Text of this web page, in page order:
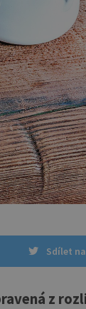
Sdílet
z